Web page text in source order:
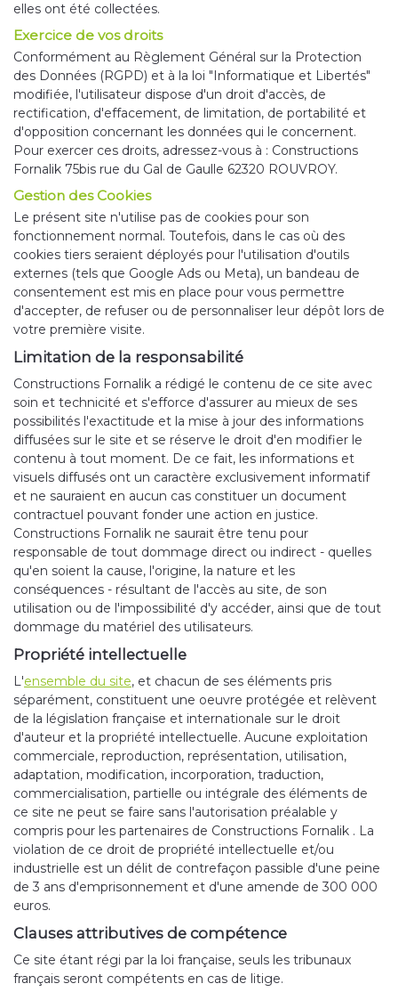
elles ont été collectées.
Exercice de vos droits
Conformément au Règlement Général sur la Protection
des Données (RGPD) et à la loi "Informatique et Libertés"
modifiée, l'utilisateur dispose d'un droit d'accès, de
rectification, d'effacement, de limitation, de portabilité et
d'opposition concernant les données qui le concernent.
Pour exercer ces droits, adressez-vous à : Constructions
Fornalik 75bis rue du Gal de Gaulle 62320 ROUVROY.
Gestion des Cookies
Le présent site n'utilise pas de cookies pour son
fonctionnement normal. Toutefois, dans le cas où des
cookies tiers seraient déployés pour l'utilisation d'outils
externes (tels que Google Ads ou Meta), un bandeau de
consentement est mis en place pour vous permettre
d'accepter, de refuser ou de personnaliser leur dépôt lors de
votre première visite.
Limitation de la responsabilité
Constructions Fornalik a rédigé le contenu de ce site avec
soin et technicité et s'efforce d'assurer au mieux de ses
possibilités l'exactitude et la mise à jour des informations
diffusées sur le site et se réserve le droit d'en modifier le
contenu à tout moment. De ce fait, les informations et
visuels diffusés ont un caractère exclusivement informatif
et ne sauraient en aucun cas constituer un document
contractuel pouvant fonder une action en justice.
Constructions Fornalik ne saurait être tenu pour
responsable de tout dommage direct ou indirect - quelles
qu'en soient la cause, l'origine, la nature et les
conséquences - résultant de l'accès au site, de son
utilisation ou de l'impossibilité d'y accéder, ainsi que de tout
dommage du matériel des utilisateurs.
Propriété intellectuelle
L'ensemble du site, et chacun de ses éléments pris
séparément, constituent une oeuvre protégée et relèvent
de la législation française et internationale sur le droit
d'auteur et la propriété intellectuelle. Aucune exploitation
commerciale, reproduction, représentation, utilisation,
adaptation, modification, incorporation, traduction,
commercialisation, partielle ou intégrale des éléments de
ce site ne peut se faire sans l'autorisation préalable y
compris pour les partenaires de Constructions Fornalik . La
violation de ce droit de propriété intellectuelle et/ou
industrielle est un délit de contrefaçon passible d'une peine
de 3 ans d'emprisonnement et d'une amende de 300 000
euros.
Clauses attributives de compétence
Ce site étant régi par la loi française, seuls les tribunaux
français seront compétents en cas de litige.